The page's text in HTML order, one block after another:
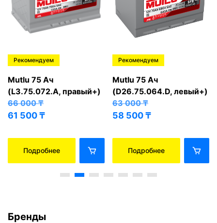
Рекомендуем
Mutlu 75 Ач
(L3.75.072.A, правый+)
66 000₸
61 500₸
Подробнее
Рекомендуем
Mutlu 75 Ач
(D26.75.064.D, левый+)
63 000₸
58 500₸
Подробнее
Бренды